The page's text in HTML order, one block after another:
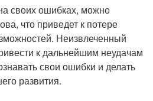
своих ошибках, можно
что приведет к потере
Неизвлеченный
к дальнейшим неудачам
свои ошибки и делать
развития.